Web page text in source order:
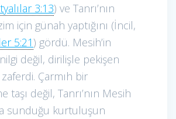
3:13) ve Tanrı’nın
için günah yaptığını (İncil,
5:21) gördü. Mesih’in
değil, dirilişle pekişen
Çarmıh bir
taşı değil, Tanrı’nın Mesih
sunduğu kurtuluşun